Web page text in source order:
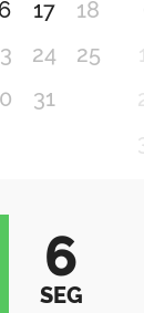
17
18
24
25
31
6
SEG